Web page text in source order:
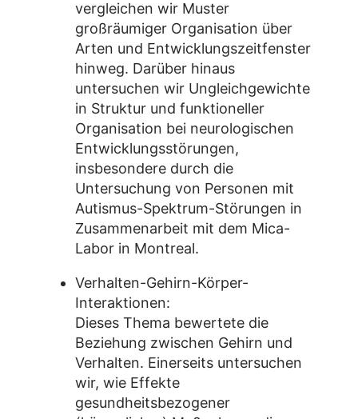
vergleichen wir Muster
großräumiger Organisation über
Arten und Entwicklungszeitfenster
hinweg. Darüber hinaus
untersuchen wir Ungleichgewichte
in Struktur und funktioneller
Organisation bei neurologischen
Entwicklungsstörungen,
insbesondere durch die
Untersuchung von Personen mit
Autismus-Spektrum-Störungen in
Zusammenarbeit mit dem Mica-
Labor in Montreal.
Verhalten-Gehirn-Körper-
Interaktionen:
Dieses Thema bewertete die
Beziehung zwischen Gehirn und
Verhalten. Einerseits untersuchen
wir, wie Effekte
gesundheitsbezogener